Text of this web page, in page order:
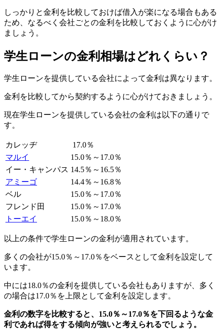
しっかりと金利を比較しておけば借入が楽になる場合もある
ため、なるべく会社ごとの金利を比較しておくように心がけ
ましょう。
学生ローンの金利相場はどれくらい？
学生ローンを提供している会社によって金利は異なります。
金利を比較してから契約するように心がけておきましょう。
現在学生ローンを提供している会社の金利は以下の通りで
す。
カレッヂ
17.0％
マルイ
15.0％～17.0％
イー・キャンパス 14.5％～16.5％
アミーゴ
14.4％～16.8％
ベル
15.0％～17.0％
フレンド田
15.0％～17.0％
トーエイ
15.0％～18.0％
以上の条件で学生ローンの金利が適用されています。
多くの会社が15.0％～17.0％をベースとして金利を設定して
います。
中には18.0％の金利を提供している会社もありますが、多く
の場合は17.0％を上限として金利を設定します。
金利の数字を比較すると、15.0％～17.0％を下回るような金
利であれば得をする傾向が強いと考えられるでしょう。